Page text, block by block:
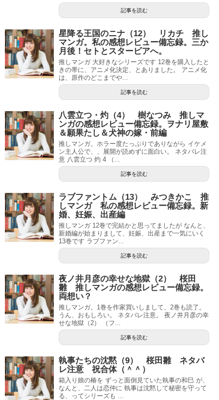
記事を読む
星降る王国のニナ（12） リカチ 推し
マンガ。私の感想レビュー備忘録。三か
月後！セトとスタービアへ。
推しマンガ 大好きなシリーズです 12巻を購入したと
きの帯に、アニメ化決定、とありました。 アニメ化
は、原作のどこまでや...
記事を読む
八雲立つ・灼（4） 樹なつみ 推しマ
ンガの感想レビュー備忘録。ヲナリ屋敷
＆願果たし＆犬神の嫁・前編
推しマンガ。ホラー度たっぷりでありながら イケメ
ン主人公で、、展開が読めずに面白い。 ネタバレ注
意 八雲立つ 灼 4 （...
記事を読む
ラブファントム（13） みつきかこ 推
しマンガ 私の感想レビュー備忘録。新
婚、妊娠、出産編
推しマンガ 12巻で完結かと思ってましたが なんと、
新婚編が始まりまして、妊娠、出産まで一気にいく
13巻です ラブファン...
記事を読む
夜ノ井月彦の幸せな地獄（2） 桜田
雛 推しマンガの感想レビュー備忘録。
両想い？
推しマンガ。1巻を作家買いしまして、2巻も読了。
うん、おもしろい。 ネタバレ注意。 夜ノ井月彦の幸
せな地獄（2） （フ...
記事を読む
執事たちの沈黙（9） 桜田雛 ネタバ
レ注意 祝合体（＾＾）
箱入り娘の椿を ずっと面倒見ていた執事の和巳 が、
なんと、二人は恋仲に 執事は沈黙して秘密を守って
る、ってシリーズも ...